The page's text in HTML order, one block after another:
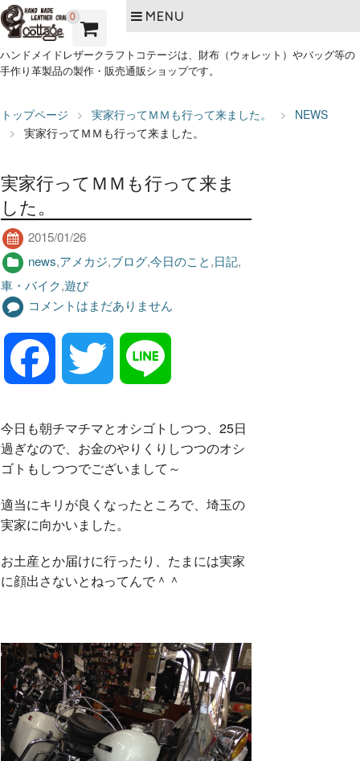
0 MENU
ハンドメイドレザークラフトコテージは、財布（ウォレット）やバッグ等の
手作り革製品の製作・販売通販ショップです。
トップページ 実家行ってＭＭも行って来ました。
NEWS
実家行ってＭＭも行って来ました。
実家行ってＭＭも行って来ま
した。
2015/01/26
news,アメカジ,ブログ,今日のこと,日記,
車・バイク,遊び
コメントはまだありません
c
e
b
o
k
i
t
t
r
n
e
今日も朝チマチマとオシゴトしつつ、25日
過ぎなので、お金のやりくりしつつのオシ
ゴトもしつつでございまして～
適当にキリが良くなったところで、埼玉の
実家に向かいました。
お土産とか届けに行ったり、たまには実家
に顔出さないとねってんで＾＾